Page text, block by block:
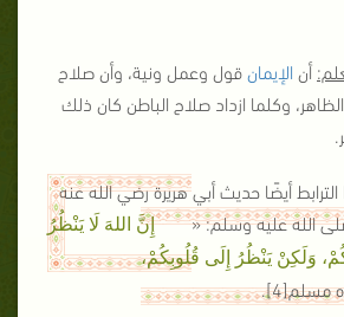
أن الإيمان قول وعمل ونية، وأن صلاح
وكلما ازداد صلاح الباطن كان ذلك
أيضًا حديث أبي هريرة رضي الله عنه
الله عليه وسلم: «
إِنَّ اللهَ لَا يَنْظُرُ
وَلَكِنْ يَنْظُرُ إِلَى قُلُوبِكُمْ،
مسلم[4].